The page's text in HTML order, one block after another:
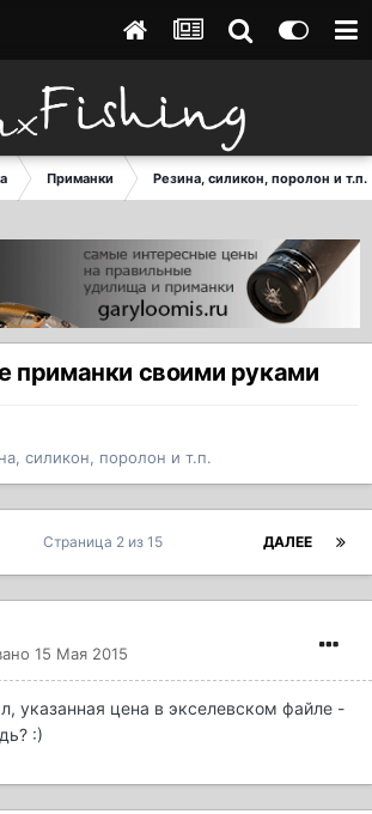
Приманки Резина, силикон, поролон и т.п.
приманки своими руками
силикон, поролон и т.п.
ДАЛЕЕ
Страница 2 из 15
15 Мая 2015
указанная цена в экселевском файле -
:)